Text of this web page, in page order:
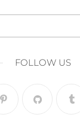
FOLLOW US